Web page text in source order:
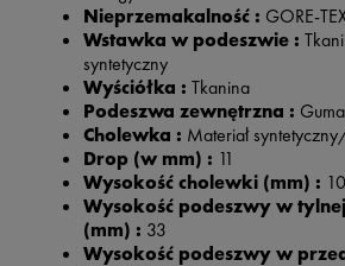
Nieprzemakalność : GORE-
Wstawka w podeszwie :
syntetyczny
Wyściółka : Tkanina
Podeszwa zewnętrzna : Guma
Cholewka : Materiał
Drop (w mm) : 11
Wysokość cholewki (mm) :
Wysokość podeszwy w
(mm) : 33
Wysokość podeszwy w